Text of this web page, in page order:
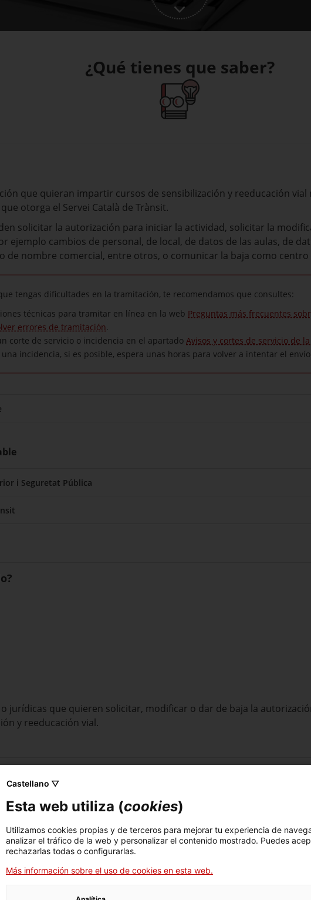
¿Qué tienes que saber?
que quieran impartir cursos de sensibilización y reeducación vial
otorga el Servei Català de Trànsit.
solicitar la autorización para iniciar la actividad, solicitar la
ejemplo cambios de personal, de local, de datos de las aulas, de
de nombre comercial, entre otros, o comunicar la baja como
tengas dificultades en la tramitación, te recomendamos que consultes:
técnicas para tramitar en línea en la web Preguntas más frecuentes
errores de tramitación.
corte de servicio o incidencia en el apartado Avisos y cortes de servicio de
incidencia, si es posible, espera unas horas para volver a intentar el envío.
i Seguretat Pública
o jurídicas que quieren solicitar, modificar o dar de baja la
y reeducación vial.
momento.
para todas las bajas:
Castellano ▽
Esta web utiliza (cookies)
Utilizamos cookies propias y de terceros para mejorar tu experiencia de
analizar el tráfico de la web y personalizar el contenido mostrado. Puedes
rechazarlas todas o configurarlas.
Más información sobre el uso de cookies en esta web.